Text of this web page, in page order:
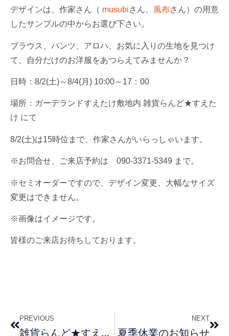
デザインは、作家さん（ musubiさん、 風布さん）の用意
したサンプルの中からお選び下さい。
ブラウス、パンツ、アロハ、お気に入りの生地を見つけ
て、自分だけのお洋服をあつらえてみませんか？
日時：8/2(土)～8/4(月) 10:00～17：00
場所：ガーデランドすえたけ敷地内 雑貨らんど★すえた
け にて
8/2(土)は15時位まで、作家さんがいらっしゃいます。
※お問合せ、ご来店予約は 090-3371-5349 まで。
※セミオーダーですので、デザイン変更、大幅なサイズ
変更はできません。
※画像はイメージです。
皆様のご来店お待ちしております。
PREVIOUS
雑貨らんど★すえたけ 臨時休業のお知らせ
NEXT
夏季休業のお知らせ